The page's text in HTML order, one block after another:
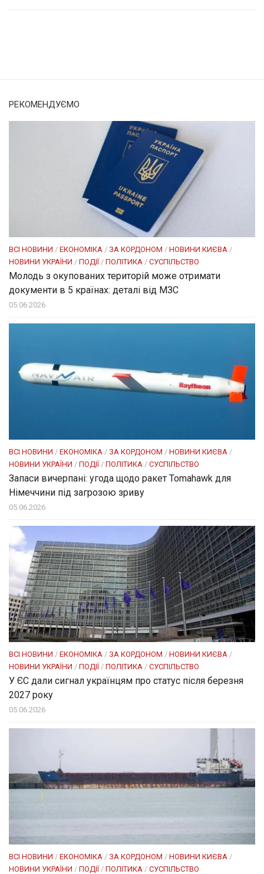
РЕКОМЕНДУЄМО
ВСІ НОВИНИ / ЕКОНОМІКА / ЗА КОРДОНОМ / НОВИНИ КИЄВА /
НОВИНИ УКРАЇНИ / ПОДІЇ / ПОЛІТИКА / СУСПІЛЬСТВО
Молодь з окупованих територій може отримати
документи в 5 країнах: деталі від МЗС
05.06.2026
ВСІ НОВИНИ / ЕКОНОМІКА / ЗА КОРДОНОМ / НОВИНИ КИЄВА /
НОВИНИ УКРАЇНИ / ПОДІЇ/ ПОЛІТИКА / СУСПІЛЬСТВО
Запаси вичерпані: угода щодо ракет Tomahawk для
Німеччини під загрозою зриву
05.06.2026
ВСІ НОВИНИ / ЕКОНОМІКА / ЗА КОРДОНОМ / НОВИНИ КИЄВА /
НОВИНИ УКРАЇНИ / ПОДІЇ/ ПОЛІТИКА / СУСПІЛЬСТВО
У ЄС дали сигнал українцям про статус після березня
2027 року
05.06.2026
ВСІ НОВИНИ / ЕКОНОМІКА / ЗА КОРДОНОМ / НОВИНИ КИЄВА /
НОВИНИ УКРАЇНИ / ПОДІЇ/ ПОЛІТИКА / СУСПІЛЬСТВО